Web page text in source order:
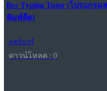
Bcc Typing Tutor (โปรแกร
พิมพ์ดีด)
แชร์แวร์
ดาวน์โหลด : 0